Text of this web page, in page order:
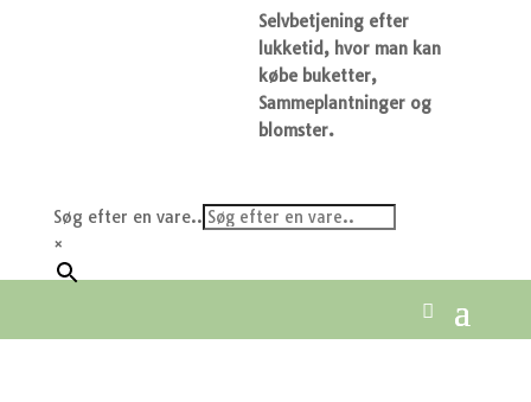
Selvbetjening efter
lukketid, hvor man kan
købe buketter,
Sammeplantninger og
blomster.
Søg efter en vare..
×